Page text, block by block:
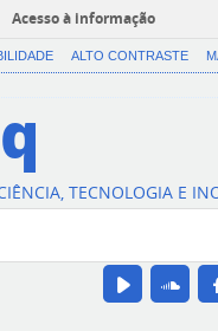
Acesso à informação
ALTO CONTRASTE
TECNOLOGIA E